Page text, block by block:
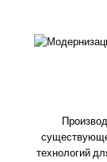
технологий